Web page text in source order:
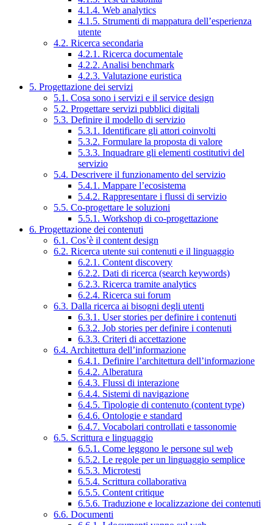
4.1.4. Web analytics
4.1.5. Strumenti di mappatura dell’esperienza
utente
4.2. Ricerca secondaria
4.2.1. Ricerca documentale
4.2.2. Analisi benchmark
4.2.3. Valutazione euristica
5. Progettazione dei servizi
5.1. Cosa sono i servizi e il service design
5.2. Progettare servizi pubblici digitali
5.3. Definire il modello di servizio
5.3.1. Identificare gli attori coinvolti
5.3.2. Formulare la proposta di valore
5.3.3. Inquadrare gli elementi costitutivi del
servizio
5.4. Descrivere il funzionamento del servizio
5.4.1. Mappare l’ecosistema
5.4.2. Rappresentare i flussi di servizio
5.5. Co-progettare le soluzioni
5.5.1. Workshop di co-progettazione
6. Progettazione dei contenuti
6.1. Cos’è il content design
6.2. Ricerca utente sui contenuti e il linguaggio
6.2.1. Content discovery
6.2.2. Dati di ricerca (search keywords)
6.2.3. Ricerca tramite analytics
6.2.4. Ricerca sui forum
6.3. Dalla ricerca ai bisogni degli utenti
6.3.1. User stories per definire i contenuti
6.3.2. Job stories per definire i contenuti
6.3.3. Criteri di accettazione
6.4. Architettura dell’informazione
6.4.1. Definire l’architettura dell’informazione
6.4.2. Alberatura
6.4.3. Flussi di interazione
6.4.4. Sistemi di navigazione
6.4.5. Tipologie di contenuto (content type)
6.4.6. Ontologie e standard
6.4.7. Vocabolari controllati e tassonomie
6.5. Scrittura e linguaggio
6.5.1. Come leggono le persone sul web
6.5.2. Le regole per un linguaggio semplice
6.5.3. Microtesti
6.5.4. Scrittura collaborativa
6.5.5. Content critique
6.5.6. Traduzione e localizzazione dei contenuti
6.6. Documenti